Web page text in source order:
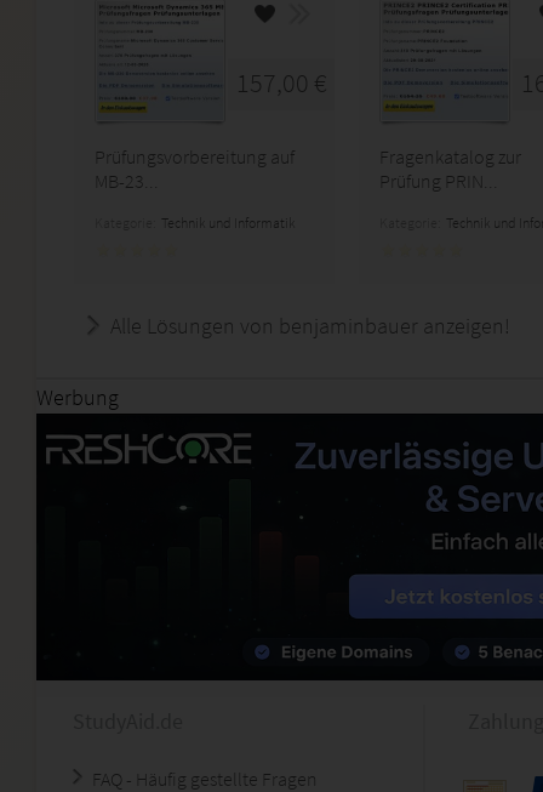
157,00 €
Prüfungsvorbereitung auf
MB-23...
Technik und Informatik
Fragenkatalog zur
Prüfung PRIN...
Technik und
Alle Lösungen von benjaminbauer anzeigen!
Werbung
FAQ - Häufig gestellte Fragen